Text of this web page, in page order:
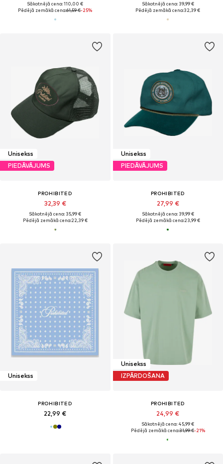
Sākotnējā cena: 110,00 €
Pēdējā zemākā cena:61,59 €-25%
Sākotnējā cena: 39,99 €
Pēdējā zemākā cena:32,39 €
Unisekss
PIEDĀVĀJUMS
PROHIBITED
32,39 €
Sākotnējā cena: 35,99 €
Pēdējā zemākā cena:22,39 €
Unisekss
PIEDĀVĀJUMS
PROHIBITED
27,99 €
Sākotnējā cena: 39,99 €
Pēdējā zemākā cena:23,99 €
Unisekss
PROHIBITED
22,99 €
Unisekss
IZPĀRDOŠANA
PROHIBITED
24,99 €
Sākotnējā cena: 45,99 €
Pēdējā zemākā cena:31,99 €-21%